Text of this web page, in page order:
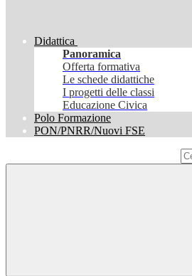
Didattica
Panoramica
Offerta formativa
Le schede didattiche
I progetti delle classi
Educazione Civica
Polo Formazione
PON/PNRR/Nuovi FSE